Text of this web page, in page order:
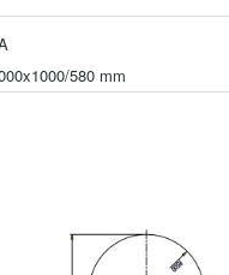
580 mm